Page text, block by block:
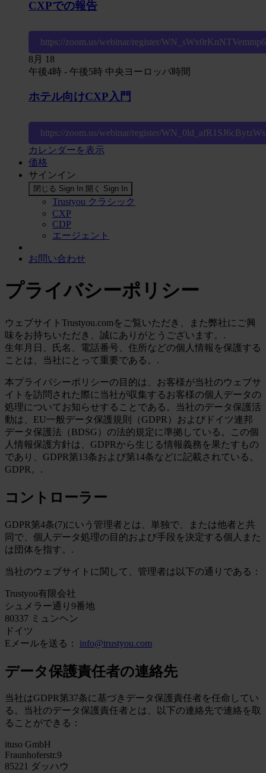
CXPでの報告
https://zoom.us/webinar/register/
8月
18
午後4時 - 午後5時 中央ヨーロッパ時間
ホテル向けCXP入門
https://zoom.us/webinar/register/
カレンダーを表示
価格
サインイン
閉じる Sign In 開く Sign In
Trustyou クラシック
CXP
CDP
エージェント
お問い合わせ
プライバシーポリシー
ウェブサイトTrustyou.comをご覧いただき、また弊社にご興
味をお持ちいただき、誠にありがとうございます。.
生年月日、氏名、電話番号、住所などの個人情報を保護する
ことは、当社にとって重要である。.
本プライバシーポリシーの目的は、お客様が当社のウェブサ
イトを訪問された際に当社が収集するお客様の個人データの
処理についてお知らせすることである。当社のデータ保護活
動は、EU一般データ保護規則（GDPR）およびドイツ連邦
データ保護法（BDSG）の法的規定に準拠している。この個
人情報保護方針は、GDPRから生じる情報義務を果たすもの
であり、GDPR第13条および第14条などに記載されている。
GDPR。.
コントローラー
GDPR第4条(7)にいう管理者とは、単独で、または他者と共
同で、個人データ処理の目的および手段を決定する個人また
は団体を指す。.
当社のウェブサイトに関して、管理者は以下の通りである：
Trustyou有限会社
シュメラー通り9番地
80337 ミュンヘン
ドイツ
Eメールを送る： info@trustyou.com
データ保護責任者の連絡先
当社はGDPR第37条に基づきデータ保護責任者を任命してい
る。当社のデータ保護責任者とは、以下の連絡先で連絡を取
ることができる：
ituso GmbH
Fraunhoferstr.9
85221 ダッハウ